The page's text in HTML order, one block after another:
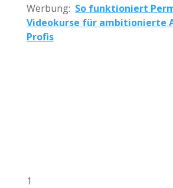
Werbung: So funktioniert
Videokurse für ambitionierte
Profis
1